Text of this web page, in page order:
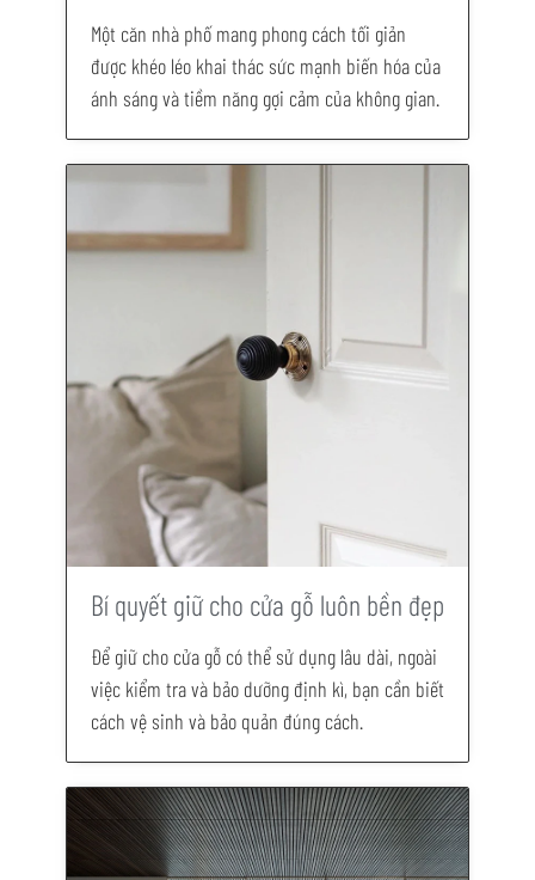
Một căn nhà phố mang phong cách tối giản
được khéo léo khai thác sức mạnh biến hóa của
ánh sáng và tiềm năng gợi cảm của không gian.
Bí quyết giữ cho cửa gỗ luôn bền đẹp
Để giữ cho cửa gỗ có thể sử dụng lâu dài, ngoài
việc kiểm tra và bảo dưỡng định kì, bạn cần biết
cách vệ sinh và bảo quản đúng cách.